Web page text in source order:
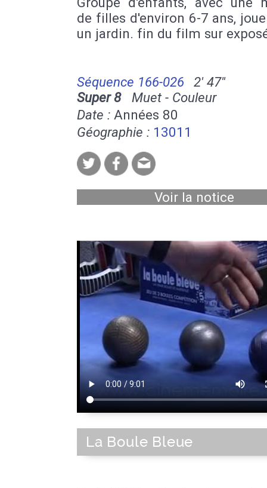
de filles d'environ 6-7 ans,
un jardin. fin du film sur
Séquence 166-026
2' 47''
Super 8Muet - Couleur
Date : Années 80
Géographie : 13011
Voir la notice
La Boule Bleue